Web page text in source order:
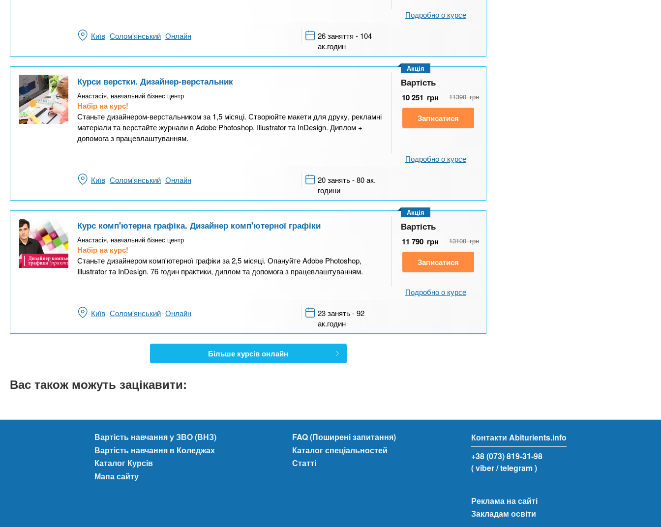
Подробно о курсе
Київ Солом'янський Онлайн
26 заняття - 104
ак.годин
Курси верстки. Дизайнер-верстальник
Анастасія, навчальний бізнес центр
Набір на курс!
Станьте дизайнером-верстальником за 1,5 місяці. Створюйте макети для друку, рекламні
матеріали та верстайте журнали в Adobe Photoshop, Illustrator та InDesign. Диплом +
допомога з працевлаштуванням.
Акція
Вартість
10 251 грн 11390 грн
Записатися
Подробно о курсе
Київ Солом'янський Онлайн
20 занять - 80 ак.
години
Курс комп'ютерна графіка. Дизайнер комп'ютерної графіки
Анастасія, навчальний бізнес центр
Набір на курс!
Станьте дизайнером комп'ютерної графіки за 2,5 місяці. Опануйте Adobe Photoshop,
Illustrator та InDesign. 76 годин практики, диплом та допомога з працевлаштуванням.
Акція
Вартість
11 790 грн 13100 грн
Записатися
Подробно о курсе
Київ Солом'янський Онлайн
23 занять - 92
ак.годин
Більше курсів онлайн
Вас також можуть зацікавити:
Вартість навчання у ЗВО (ВНЗ)
Вартість навчання в Коледжах
Каталог Курсів
Мапа сайту
FAQ (Поширені запитання)
Каталог спеціальностей
Статті
Контакти Abiturients.info
+38 (073) 819-31-98
( viber/ telegram )
Реклама на сайті
Закладам освіти